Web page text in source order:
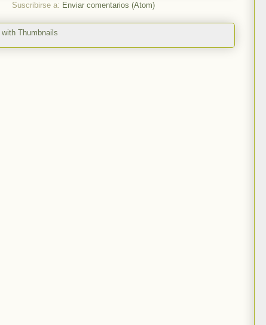
Suscribirse a: Enviar comentarios (Atom)